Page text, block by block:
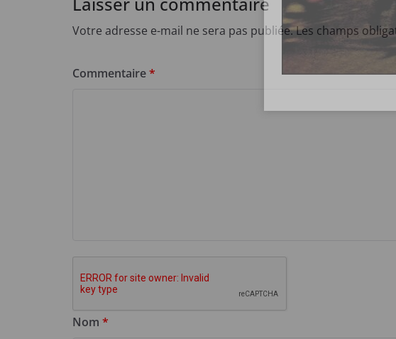
Votre adresse e-mail ne sera pas publiée.Les champs
Commentaire*
Nom *